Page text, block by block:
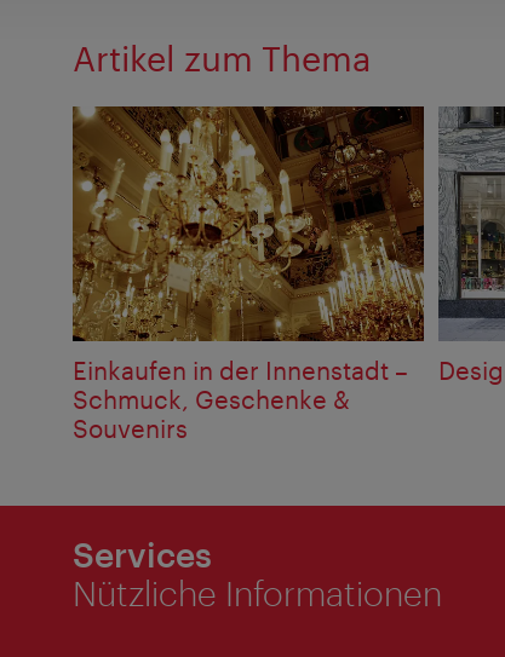
Artikel zum Thema
Einkaufen in der Innenstadt –
Schmuck, Geschenke &
Souvenirs
Services
Nützliche Informationen